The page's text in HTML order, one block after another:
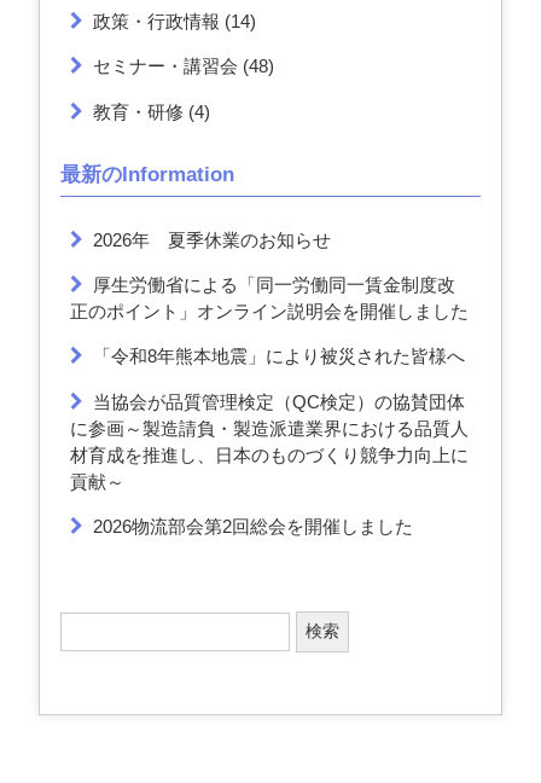
政策・行政情報 (14)
セミナー・講習会 (48)
教育・研修 (4)
最新のInformation
2026年 夏季休業のお知らせ
厚生労働省による「同一労働同一賃金制度改
正のポイント」オンライン説明会を開催しました
「令和8年熊本地震」により被災された皆様へ
当協会が品質管理検定（QC検定）の協賛団体
に参画～製造請負・製造派遣業界における品質人
材育成を推進し、日本のものづくり競争力向上に
貢献～
2026物流部会第2回総会を開催しました
索